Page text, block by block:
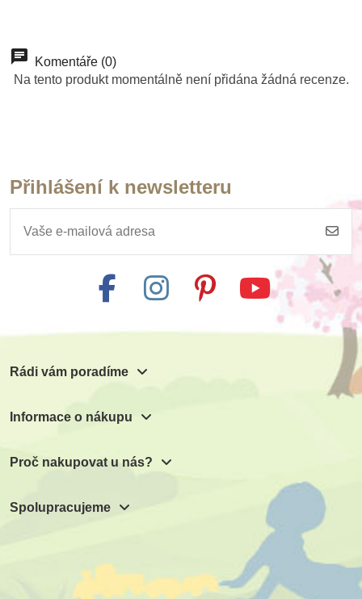
Komentáře (0)
Na tento produkt momentálně není přidána žádná recenze.
Přihlášení k newsletteru
Rádi vám poradíme
Informace o nákupu
Proč nakupovat u nás?
Spolupracujeme